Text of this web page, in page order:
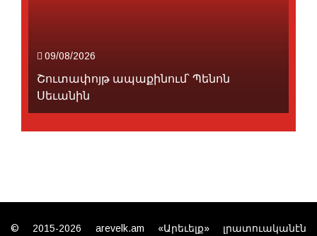
09/08/2026
Շուտափոյթ ապաքինում՝ Պենոն
Սեւանին
© 2015-2026 arevelk.am «Արեւելք» լրատուականէն